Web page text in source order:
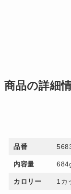
商品の詳細
品番
内容量
カロリー 1カ